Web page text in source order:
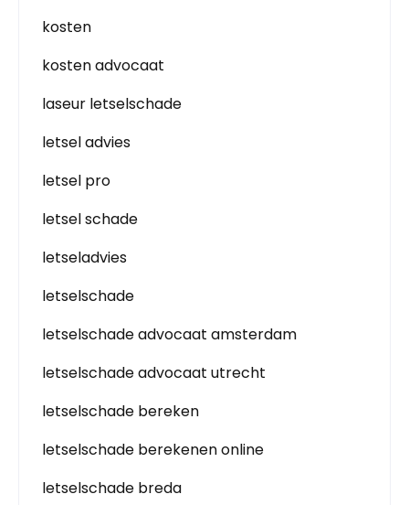
kosten
kosten advocaat
laseur letselschade
letsel advies
letsel pro
letsel schade
letseladvies
letselschade
letselschade advocaat amsterdam
letselschade advocaat utrecht
letselschade bereken
letselschade berekenen online
letselschade breda